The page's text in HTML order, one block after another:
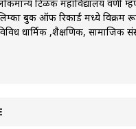
टिळक महाविद्यालय वणी
बुक ऑफ रिकार्ड मध्ये विक्रम
धार्मिक ,शैक्षणिक, सामाजिक